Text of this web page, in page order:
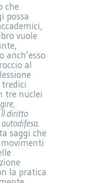
che
possa
vuole
al
tre nuclei
Il diritto
saggi che
la pratica